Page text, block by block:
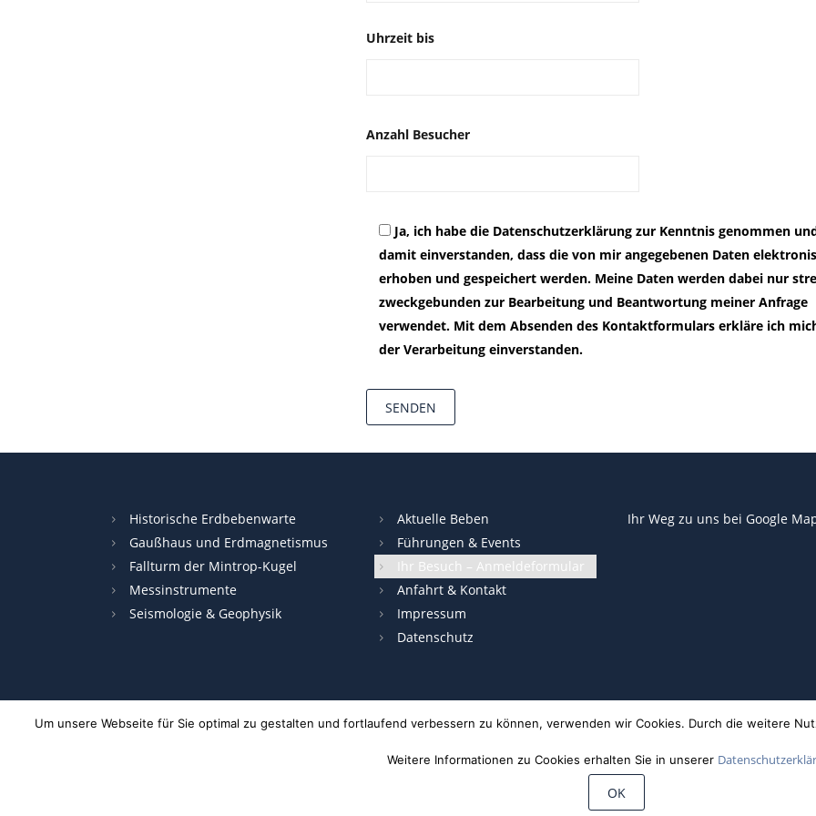
Uhrzeit bis
Anzahl Besucher
Ja, ich habe die Datenschutzerklärung zur Kenntnis genommen
damit einverstanden, dass die von mir angegebenen Daten
erhoben und gespeichert werden. Meine Daten werden dabei nur
zweckgebunden zur Bearbeitung und Beantwortung meiner Anfrage
verwendet. Mit dem Absenden des Kontaktformulars erkläre ich
der Verarbeitung einverstanden.
e
:
Historische Erdbebenwarte
Gaußhaus und Erdmagnetismus
Fallturm der Mintrop-Kugel
Messinstrumente
Seismologie & Geophysik
Aktuelle Beben
Führungen & Events
Ihr Besuch – Anmeldeformular
Anfahrt & Kontakt
Impressum
Datenschutz
Ihr Weg zu uns beiGoogle
Wiechert'sche Erdbebenwarte Göttingen
Um unsere Webseite für Sie optimal zu gestalten und fortlaufend verbessern zu können, verwenden wir Cookies. Durch die weitere
Weitere Informationen zu Cookies erhalten Sie in unserer
OK